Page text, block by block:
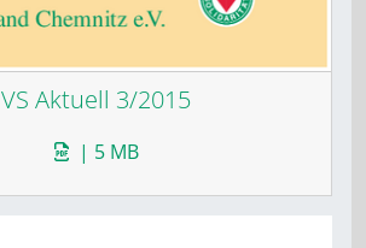
VS Aktuell 3/2015
| 5 MB